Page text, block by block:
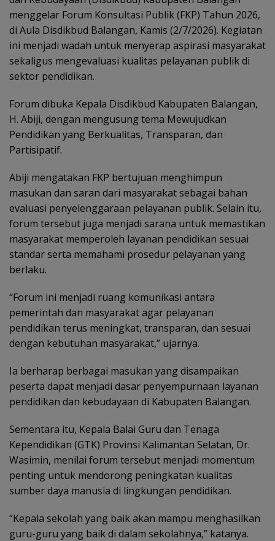
menggelar Forum Konsultasi Publik (FKP) Tahun 2026,
di Aula Disdikbud Balangan, Kamis (2/7/2026). Kegiatan
ini menjadi wadah untuk menyerap aspirasi masyarakat
sekaligus mengevaluasi kualitas pelayanan publik di
sektor pendidikan.
Forum dibuka Kepala Disdikbud Kabupaten Balangan,
H. Abiji, dengan mengusung tema Mewujudkan
Pendidikan yang Berkualitas, Transparan, dan
Partisipatif.
Abiji mengatakan FKP bertujuan menghimpun
masukan dan saran dari masyarakat sebagai bahan
evaluasi penyelenggaraan pelayanan publik. Selain itu,
forum tersebut juga menjadi sarana untuk memastikan
masyarakat memperoleh layanan pendidikan sesuai
standar serta memahami prosedur pelayanan yang
berlaku.
“Forum ini menjadi ruang komunikasi antara
pemerintah dan masyarakat agar pelayanan
pendidikan terus meningkat, transparan, dan sesuai
dengan kebutuhan masyarakat,” ujarnya.
Ia berharap berbagai masukan yang disampaikan
peserta dapat menjadi dasar penyempurnaan layanan
pendidikan dan kebudayaan di Kabupaten Balangan.
Sementara itu, Kepala Balai Guru dan Tenaga
Kependidikan (GTK) Provinsi Kalimantan Selatan, Dr.
Wasimin, menilai forum tersebut menjadi momentum
penting untuk mendorong peningkatan kualitas
sumber daya manusia di lingkungan pendidikan.
“Kepala sekolah yang baik akan mampu menghasilkan
guru-guru yang baik di dalam sekolahnya,” katanya.